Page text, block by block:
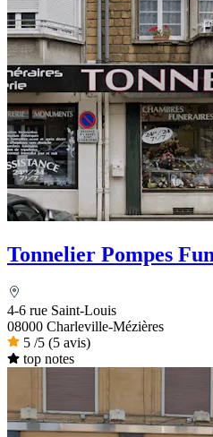
Tonnelier Pompes
4-6 rue Saint-Louis
08000 Charleville-Mézières
5 /5 (5 avis)
top notes